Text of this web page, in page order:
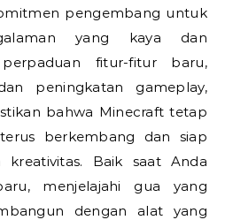
pengembang untuk
yang kaya dan
fitur-fitur baru,
peningkatan gameplay,
bahwa Minecraft tetap
berkembang dan siap
kreativitas. Baik saat Anda
menjelajahi gua yang
dengan alat yang